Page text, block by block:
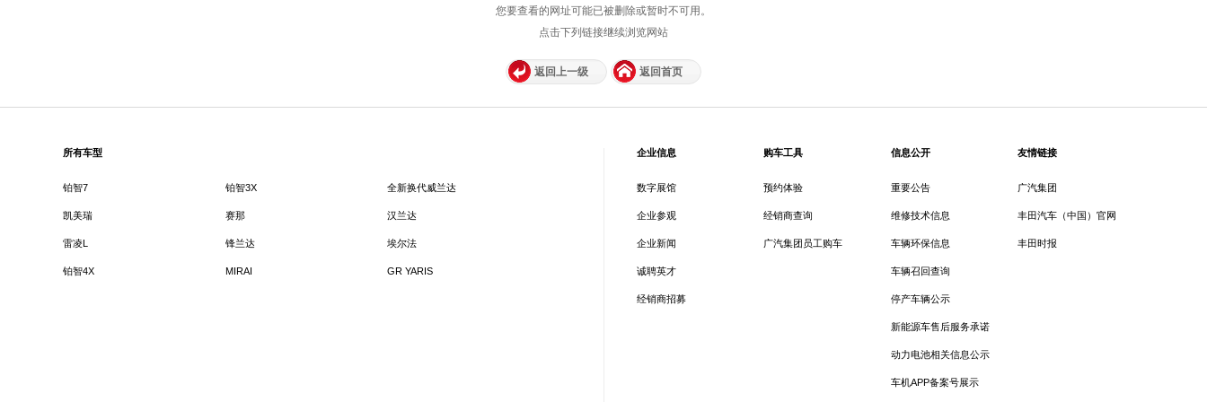
您要查看的网址可能已被删除或暂时不可用。
点击下列链接继续浏览网站
返回上一级 返回首页
所有车型
铂智7 铂智3X 全新换代威兰达
凯美瑞 赛那 汉兰达
雷凌L 锋兰达 埃尔法
铂智4X MIRAI GR YARIS
企业信息
数字展馆
企业参观
企业新闻
诚聘英才
经销商招募
购车工具
预约体验
经销商查询
广汽集团员工购车
信息公开
重要公告
维修技术信息
车辆环保信息
车辆召回查询
停产车辆公示
新能源车售后服务承诺
动力电池相关信息公示
车机APP备案号展示
友情链接
广汽集团
丰田汽车（中国）官网
丰田时报